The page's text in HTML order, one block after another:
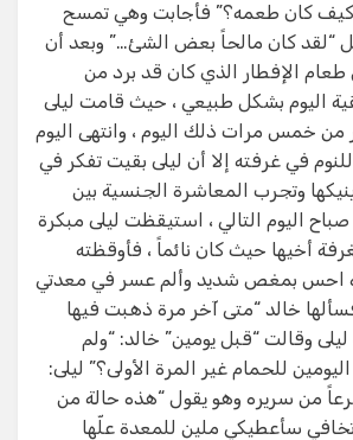
كان طعمه؟” فأجابت وهي تمسح
“لقد كان مالحاً بعض الشئ…” وبعد أن
طعام الإفطار الذي كان قد برد من
بقية اليوم بشكل طبيعي ، حيث قامت ليلى
خمس مرات ذلك اليوم ، وانتهى اليوم
في غرفته إلا أن ليلى بقيت تفكر في
وتجرب المعاشرة الجنسية بين
اليوم التالي ، استيقظت ليلى مبكرة
أخيها حيث كان نائماً ، فأوقظته
ه احس بمغص شديد وألم عسر في معدتي
فسألها خالد “متى آخر مرة ذهبت فيها
وقالت “قبل يومين” خالد: “ولم
للحمام غير المرة الأولى؟” ليلى:
من سريره وهو يقول “هذه حالة من
تخافي سأعطيكي ملين للمعدة علّها